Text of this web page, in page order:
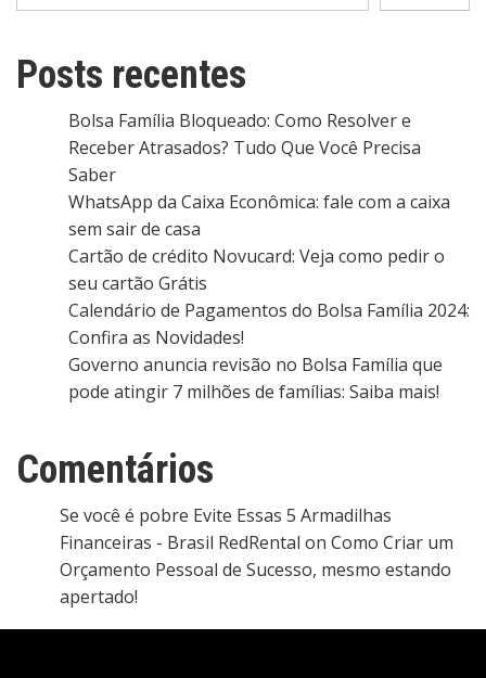
Posts recentes
Bolsa Família Bloqueado: Como Resolver e
Receber Atrasados? Tudo Que Você Precisa
Saber
WhatsApp da Caixa Econômica: fale com a caixa
sem sair de casa
Cartão de crédito Novucard: Veja como pedir o
seu cartão Grátis
Calendário de Pagamentos do Bolsa Família 2024:
Confira as Novidades!
Governo anuncia revisão no Bolsa Família que
pode atingir 7 milhões de famílias: Saiba mais!
Comentários
Se você é pobre Evite Essas 5 Armadilhas
Financeiras - Brasil RedRental on Como Criar um
Orçamento Pessoal de Sucesso, mesmo estando
apertado!